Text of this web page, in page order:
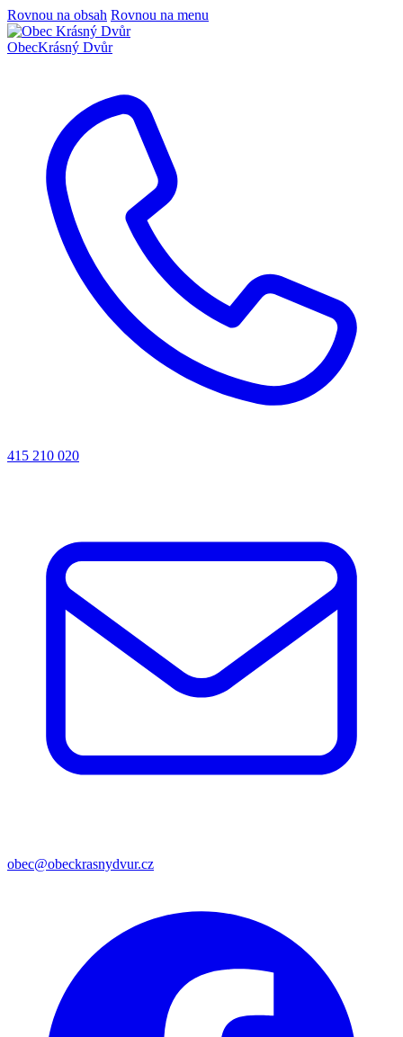
Rovnou na obsah Rovnou na menu
ObecKrásný Dvůr
415 210 020
obec@obeckrasnydvur.cz